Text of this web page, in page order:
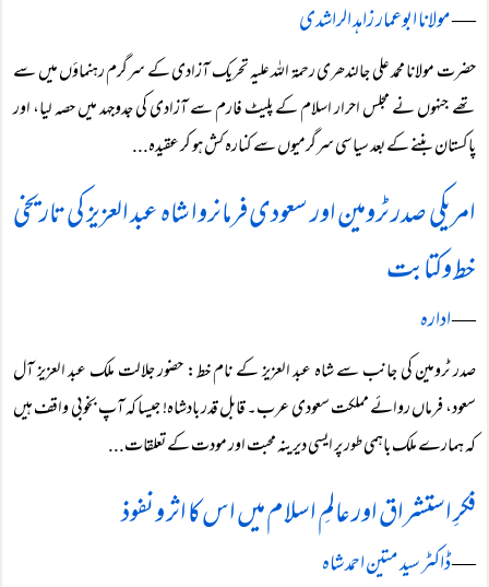
―مولانا ابوعمار زاہد الراشدی
حضرت مولانا محمد علی جالندھری رحمۃ اللہ علیہ تحریک آزادی کے سرگرم رہنماؤں میں سے
تھے جنہوں نے مجلس احرار اسلام کے پلیٹ فارم سے آزادی کی جدوجہد میں حصہ لیا، اور
پاکستان بننے کے بعد سیاسی سرگرمیوں سے کنارہ کش ہو کر عقیدہ...
امریکی صدر ٹرومین اور سعودی فرمانروا شاہ عبد العزیز کی تاریخی
خط وکتابت
―ادارہ
صدر ٹرومین کی جانب سے شاہ عبد العزیز کے نام خط: حضور جلالت ملک عبد العزیز آل
سعود، فرماں روائے مملکت سعودی عرب۔ قابل قدر بادشاہ! جیسا کہ آپ بخوبی واقف ہیں
کہ ہمارے ملک باہمی طور پر ایسی دیرینہ محبت اور مودت کے تعلقات...
فکرِ استشراق اور عالمِ اسلام میں اس کا اثر و نفوذ
―ڈاکٹر سید متین احمد شاہ